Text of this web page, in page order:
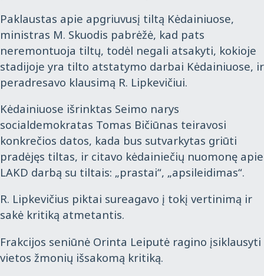
Paklaustas apie apgriuvusį tiltą Kėdainiuose,
ministras M. Skuodis pabrėžė, kad pats
neremontuoja tiltų, todėl negali atsakyti, kokioje
stadijoje yra tilto atstatymo darbai Kėdainiuose, ir
peradresavo klausimą R. Lipkevičiui.
Kėdainiuose išrinktas Seimo narys
socialdemokratas Tomas Bičiūnas teiravosi
konkrečios datos, kada bus sutvarkytas griūti
pradėjęs tiltas, ir citavo kėdainiečių nuomonę apie
LAKD darbą su tiltais: „prastai“, „apsileidimas“.
R. Lipkevičius piktai sureagavo į tokį vertinimą ir
sakė kritiką atmetantis.
Frakcijos seniūnė Orinta Leiputė ragino įsiklausyti
vietos žmonių išsakomą kritiką.